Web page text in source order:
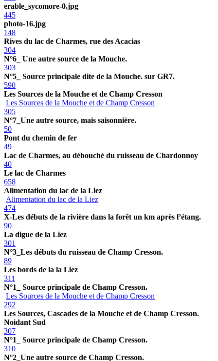
erable_sycomore-0.jpg
445
photo-16.jpg
148
Rives du lac de Charmes, rue des Acacias
304
N°6_ Une autre source de la Mouche.
303
N°5_ Source principale dite de la Mouche. sur GR7.
590
Les Sources de la Mouche et de Champ Cresson
Les Sources de la Mouche et de Champ Cresson
305
N°7_Une autre source, mais saisonnière.
50
Pont du chemin de fer
49
Lac de Charmes, au débouché du ruisseau de Chardonnoy
40
Le lac de Charmes
658
Alimentation du lac de la Liez
Alimentation du lac de la Liez
474
X-Les débuts de la rivière dans la forêt un km après l’étang.
90
La digue de la Liez
301
N°3_Les débuts du ruisseau de Champ Cresson.
89
Les bords de la la Liez
311
N°1_ Source principale de Champ Cresson.
Les Sources de la Mouche et de Champ Cresson
292
Les Sources, Cascades de la Mouche et de Champ Cresson.
Noidant Sud
307
N°1_ Source principale de Champ Cresson.
310
N°2_Une autre source de Champ Cresson.